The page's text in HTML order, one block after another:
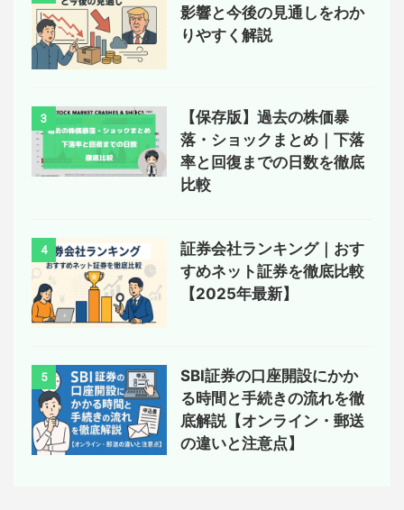
影響と今後の見通しをわか
りやすく解説
3
【保存版】過去の株価暴
落・ショックまとめ｜下落
率と回復までの日数を徹底
比較
4
証券会社ランキング｜おす
すめネット証券を徹底比較
【2025年最新】
5
SBI証券の口座開設にかか
る時間と手続きの流れを徹
底解説【オンライン・郵送
の違いと注意点】